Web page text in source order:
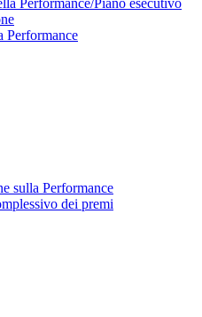
Performance/Piano esecutivo
Performance
sulla Performance
dei premi